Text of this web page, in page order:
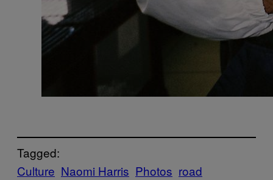
Tagged:
Culture Naomi Harris Photos road